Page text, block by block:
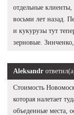
отдельные
восьми лет назад.
и кукурузы тут
зерновые.
Aleksandr
Стоимость
которая налетает
объеденные места,